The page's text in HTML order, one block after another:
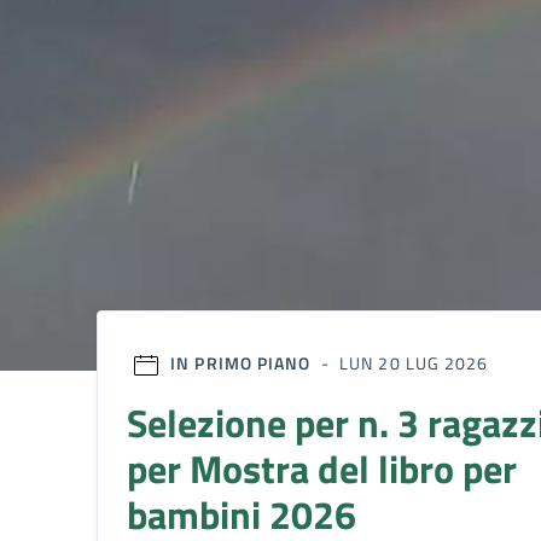
IN PRIMO PIANO - LUN 20 LUG 2026
Selezione per n. 3
per Mostra del libro per
bambini 2026